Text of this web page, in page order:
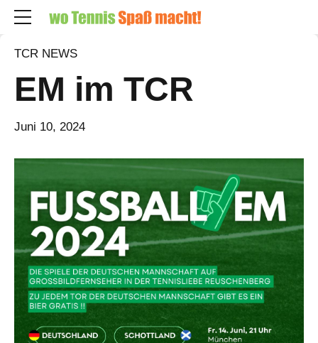
TCR NEWS
EM im TCR
Juni 10, 2024